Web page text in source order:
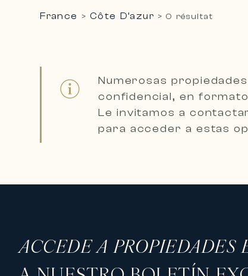
France > Côte D’azur >0 résultat
Numerosas
confidencial, en
Le invitamos a
para acceder a estas
ACCEDE A